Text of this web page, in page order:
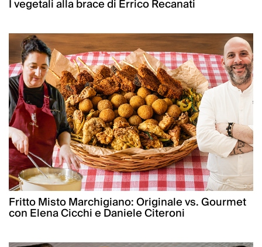
I vegetali alla brace di Errico Recanati
Fritto Misto Marchigiano: Originale vs. Gourmet
con Elena Cicchi e Daniele Citeroni